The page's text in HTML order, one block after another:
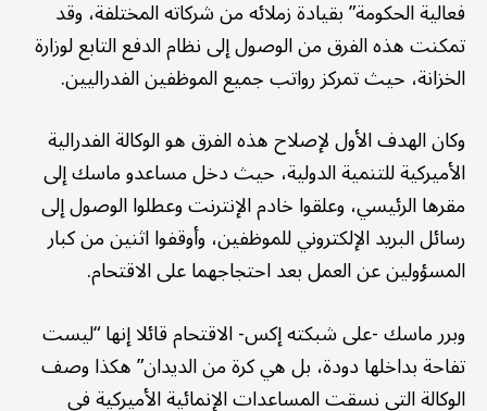
فعالية الحكومة” بقيادة زملائه من شركاته المختلفة، وقد
تمكنت هذه الفرق من الوصول إلى نظام الدفع التابع لوزارة
الخزانة، حيث تمركز رواتب جميع الموظفين الفدراليين.
وكان الهدف الأول لإصلاح هذه الفرق هو الوكالة الفدرالية
الأميركية للتنمية الدولية، حيث دخل مساعدو ماسك إلى
مقرها الرئيسي، وعلقوا خادم الإنترنت وعطلوا الوصول إلى
رسائل البريد الإلكتروني للموظفين، وأوقفوا اثنين من كبار
المسؤولين عن العمل بعد احتجاجهما على الاقتحام.
وبرر ماسك -على شبكته إكس- الاقتحام قائلا إنها “ليست
تفاحة بداخلها دودة، بل هي كرة من الديدان” هكذا وصف
الوكالة التي نسقت المساعدات الإنمائية الأميركية في